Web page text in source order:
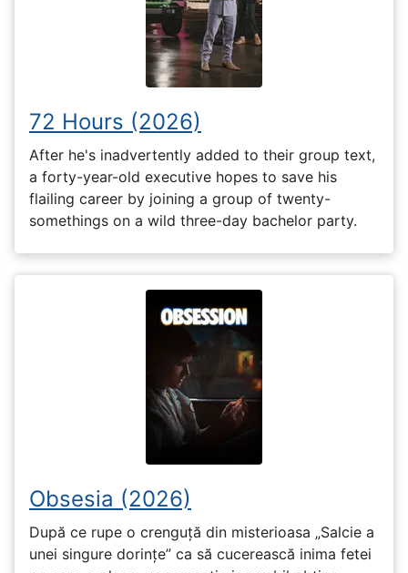
72 Hours (2026)
After he's inadvertently added to their group text,
a forty-year-old executive hopes to save his
flailing career by joining a group of twenty-
somethings on a wild three-day bachelor party.
Obsesia (2026)
După ce rupe o crenguță din misterioasa „Salcie a
unei singure dorințe” ca să cucerească inima fetei